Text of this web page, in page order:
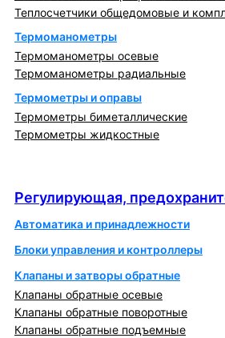
Теплосчетчики общедомовые и
Термоманометры
Термоманометры осевые
Термоманометры радиальные
Термометры и оправы
Термометры биметаллические
Термометры жидкостные
Регулирующая,
Автоматика и принадлежности
Блоки управления и контроллеры
Клапаны и затворы обратные
Клапаны обратные осевые
Клапаны обратные поворотные
Клапаны обратные подъемные